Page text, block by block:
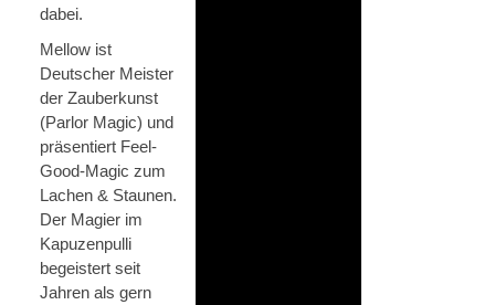
dabei.
Mellow ist
Deutscher Meister
der Zauberkunst
(Parlor Magic) und
präsentiert Feel-
Good-Magic zum
Lachen & Staunen.
Der Magier im
Kapuzenpulli
begeistert seit
Jahren als gern